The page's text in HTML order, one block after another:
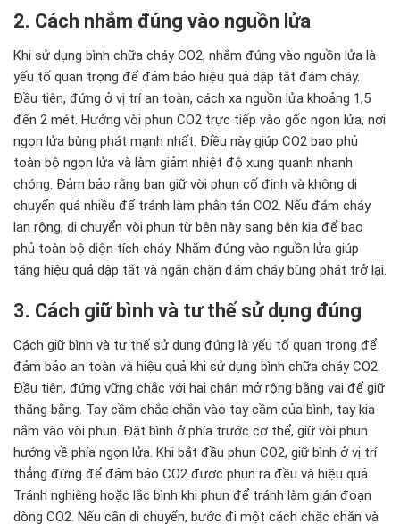
2. Cách nhắm đúng vào nguồn lửa
Khi sử dụng bình chữa cháy CO2, nhắm đúng vào nguồn lửa là
yếu tố quan trọng để đảm bảo hiệu quả dập tắt đám cháy.
Đầu tiên, đứng ở vị trí an toàn, cách xa nguồn lửa khoảng 1,5
đến 2 mét. Hướng vòi phun CO2 trực tiếp vào gốc ngọn lửa, nơi
ngọn lửa bùng phát mạnh nhất. Điều này giúp CO2 bao phủ
toàn bộ ngọn lửa và làm giảm nhiệt độ xung quanh nhanh
chóng. Đảm bảo rằng bạn giữ vòi phun cố định và không di
chuyển quá nhiều để tránh làm phân tán CO2. Nếu đám cháy
lan rộng, di chuyển vòi phun từ bên này sang bên kia để bao
phủ toàn bộ diện tích cháy. Nhắm đúng vào nguồn lửa giúp
tăng hiệu quả dập tắt và ngăn chặn đám cháy bùng phát trở lại.
3. Cách giữ bình và tư thế sử dụng đúng
Cách giữ bình và tư thế sử dụng đúng là yếu tố quan trọng để
đảm bảo an toàn và hiệu quả khi sử dụng bình chữa cháy CO2.
Đầu tiên, đứng vững chắc với hai chân mở rộng bằng vai để giữ
thăng bằng. Tay cầm chắc chắn vào tay cầm của bình, tay kia
nắm vào vòi phun. Đặt bình ở phía trước cơ thể, giữ vòi phun
hướng về phía ngọn lửa. Khi bắt đầu phun CO2, giữ bình ở vị trí
thẳng đứng để đảm bảo CO2 được phun ra đều và hiệu quả.
Tránh nghiêng hoặc lắc bình khi phun để tránh làm gián đoạn
dòng CO2. Nếu cần di chuyển, bước đi một cách chắc chắn và